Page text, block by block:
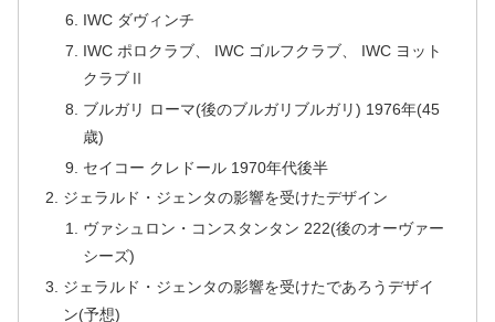
IWC ダヴィンチ
IWC ポロクラブ、 IWC ゴルフクラブ、 IWC ヨット
クラブⅡ
ブルガリ ローマ(後のブルガリブルガリ) 1976年(45
歳)
セイコー クレドール 1970年代後半
ジェラルド・ジェンタの影響を受けたデザイン
ヴァシュロン・コンスタンタン 222(後のオーヴァー
シーズ)
ジェラルド・ジェンタの影響を受けたであろうデザイ
ン(予想)